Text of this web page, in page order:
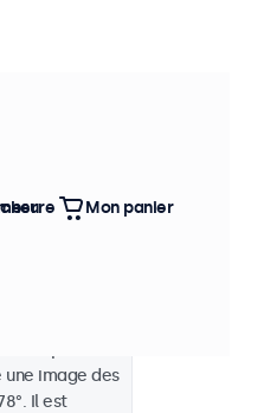
une image des
Il est
Mon panier